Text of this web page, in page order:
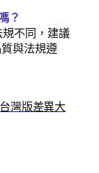
？
不同，建議
與法規遵
灣版差異大